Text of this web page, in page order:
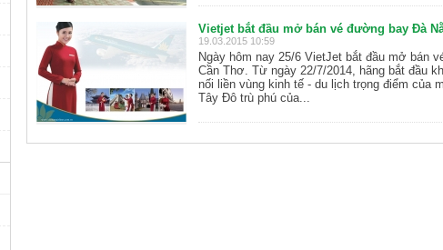
Vietjet bắt đầu mở bán vé đường bay Đà
19.03.2015 10:59
Ngày hôm nay 25/6 VietJet bắt đầu mở bán
Cần Thơ. Từ ngày 22/7/2014, hãng bắt đầu
nối liền vùng kinh tế - du lịch trọng điểm của
Tây Đô trù phú của...